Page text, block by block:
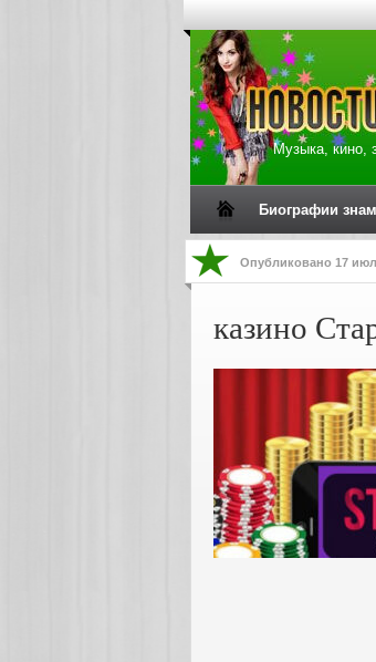
Музыка, кино,
Биографии
Опубликовано 17
казино